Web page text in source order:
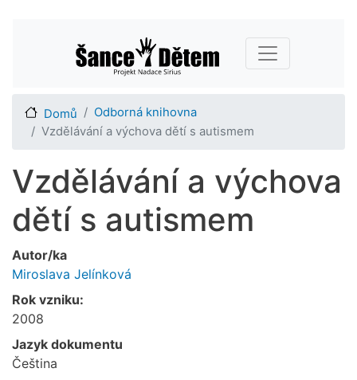
hlavnímu
obsahu
Main navigation
Domů
Odborná knihovna
Vzdělávání a výchova dětí s autismem
Vzdělávání a výchova
dětí s autismem
Autor/ka
Miroslava Jelínková
Rok vzniku:
2008
Jazyk dokumentu
Čeština